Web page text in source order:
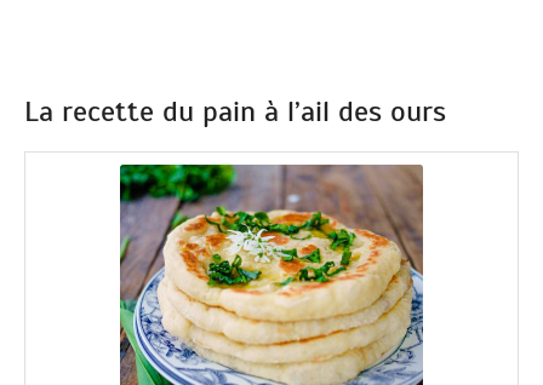
La recette du pain à l’ail des ours